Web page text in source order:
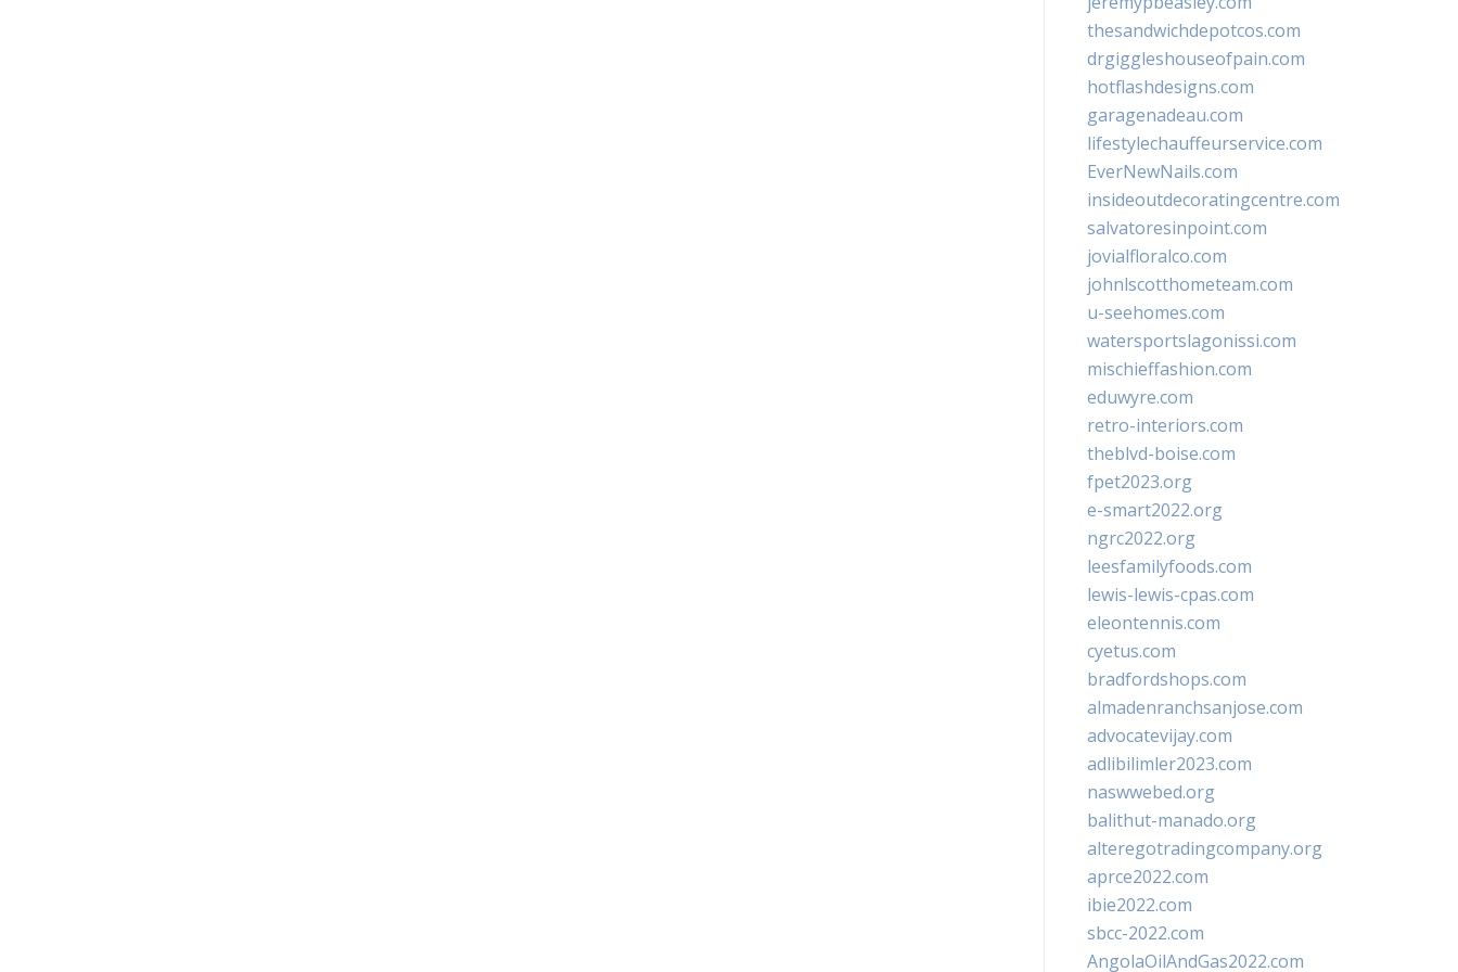
thesandwichdepotcos.com
drgiggleshouseofpain.com
hotflashdesigns.com
garagenadeau.com
lifestylechauffeurservice.com
EverNewNails.com
insideoutdecoratingcentre.com
salvatoresinpoint.com
jovialfloralco.com
johnlscotthometeam.com
u-seehomes.com
watersportslagonissi.com
mischieffashion.com
eduwyre.com
retro-interiors.com
theblvd-boise.com
fpet2023.org
e-smart2022.org
ngrc2022.org
leesfamilyfoods.com
lewis-lewis-cpas.com
eleontennis.com
cyetus.com
bradfordshops.com
almadenranchsanjose.com
advocatevijay.com
adlibilimler2023.com
naswwebed.org
balithut-manado.org
alteregotradingcompany.org
aprce2022.com
ibie2022.com
sbcc-2022.com
AngolaOilAndGas2022.com